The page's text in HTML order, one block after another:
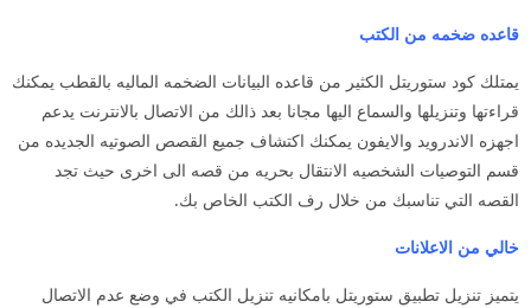
قاعده ضخمه من الكتب
يمتلك كود ستوريتل الكثير من قاعده البيانات الضخمه الماليه بالقطب يمكنك
قراءتها وتنزيلها والسماع اليها مجانا بعد ذالك من الاتصال بالانترنت يدعم
اجهزه الاندرويد والايفون يمكنك اكتشاف جميع القصص الصوتيه الجديده من
قسم التوصيات الشخصيه الانتقال بحريه من قصه الى اخرى حيث تجد
القصه التي تناسبك من خلال رف الكتب الخاص بك.
خالي من الاعلانات
يتميز تنزيل تطبيق ستوريتل بامكانيه تنزيل الكتب في وضع عدم الاتصال